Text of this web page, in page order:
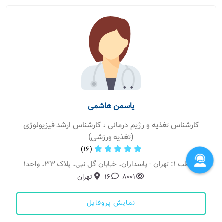
یاسمن هاشمی
کارشناس تغذیه و رژیم درمانی ، کارشناس ارشد فیزیولوژی
(تغذیه ورزشی)
(16)
مطب 1: تهران - پاسداران، خیابان گل نبی، پلاک 33، واحد1
8001
16 تهران
نمایش پروفایل